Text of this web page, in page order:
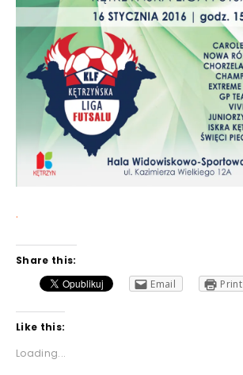
.
Share this:
Email
Print
Like this:
Loading...